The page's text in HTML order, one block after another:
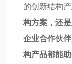
的创新结构产
构方案，还
企业合作伙
构产品都能助